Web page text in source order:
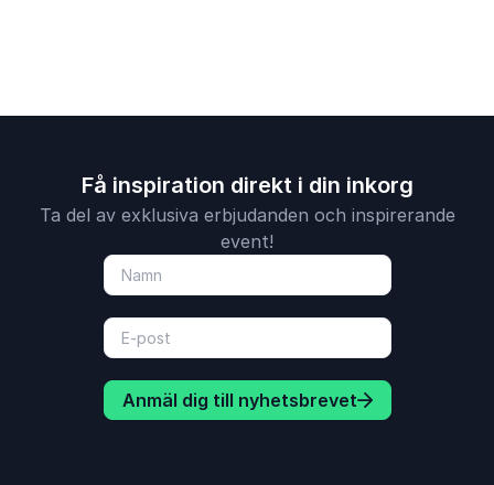
Få inspiration direkt i din inkorg
Ta del av exklusiva erbjudanden och inspirerande
event!
Anmäl dig till nyhetsbrevet